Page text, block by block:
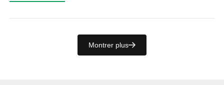
Montrer plus